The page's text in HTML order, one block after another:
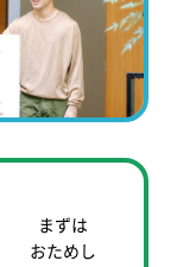
まずは
おためし